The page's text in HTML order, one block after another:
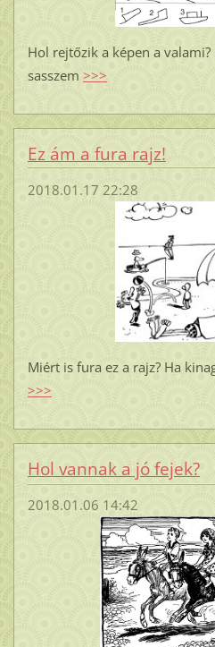
Hol rejtőzik a képen a
sasszem >>>
Ez ám a fura rajz!
2018.01.17 22:28
Miért is fura ez a rajz? Ha
>>>
Hol vannak a jó fejek?
2018.01.06 14:42